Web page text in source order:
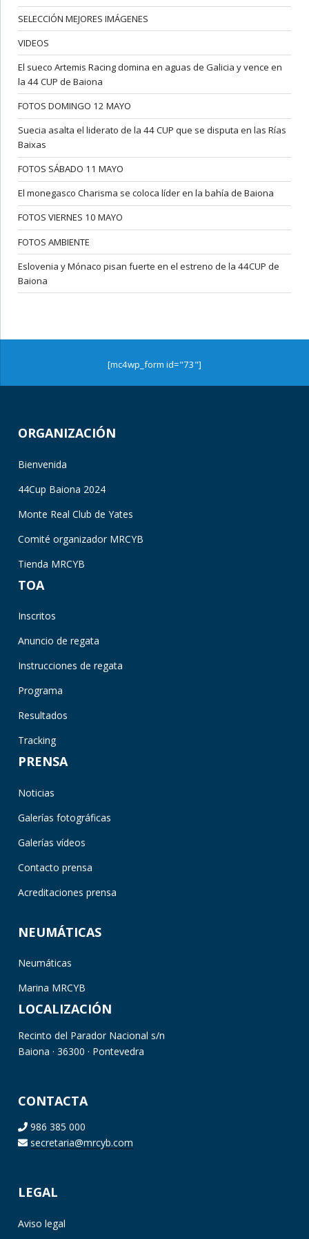
SELECCIÓN MEJORES IMÁGENES
VIDEOS
El sueco Artemis Racing domina en aguas de Galicia y vence en
la 44 CUP de Baiona
FOTOS DOMINGO 12 MAYO
Suecia asalta el liderato de la 44 CUP que se disputa en las Rías
Baixas
FOTOS SÁBADO 11 MAYO
El monegasco Charisma se coloca líder en la bahía de Baiona
FOTOS VIERNES 10 MAYO
FOTOS AMBIENTE
Eslovenia y Mónaco pisan fuerte en el estreno de la 44CUP de
Baiona
[mc4wp_form id="73"]
ORGANIZACIÓN
Bienvenida
44Cup Baiona 2024
Monte Real Club de Yates
Comité organizador MRCYB
Tienda MRCYB
TOA
Inscritos
Anuncio de regata
Instrucciones de regata
Programa
Resultados
Tracking
PRENSA
Noticias
Galerías fotográficas
Galerías vídeos
Contacto prensa
Acreditaciones prensa
NEUMÁTICAS
Neumáticas
Marina MRCYB
LOCALIZACIÓN
Recinto del Parador Nacional s/n
Baiona · 36300 · Pontevedra
CONTACTA
986 385 000
secretaria@mrcyb.com
LEGAL
Aviso legal